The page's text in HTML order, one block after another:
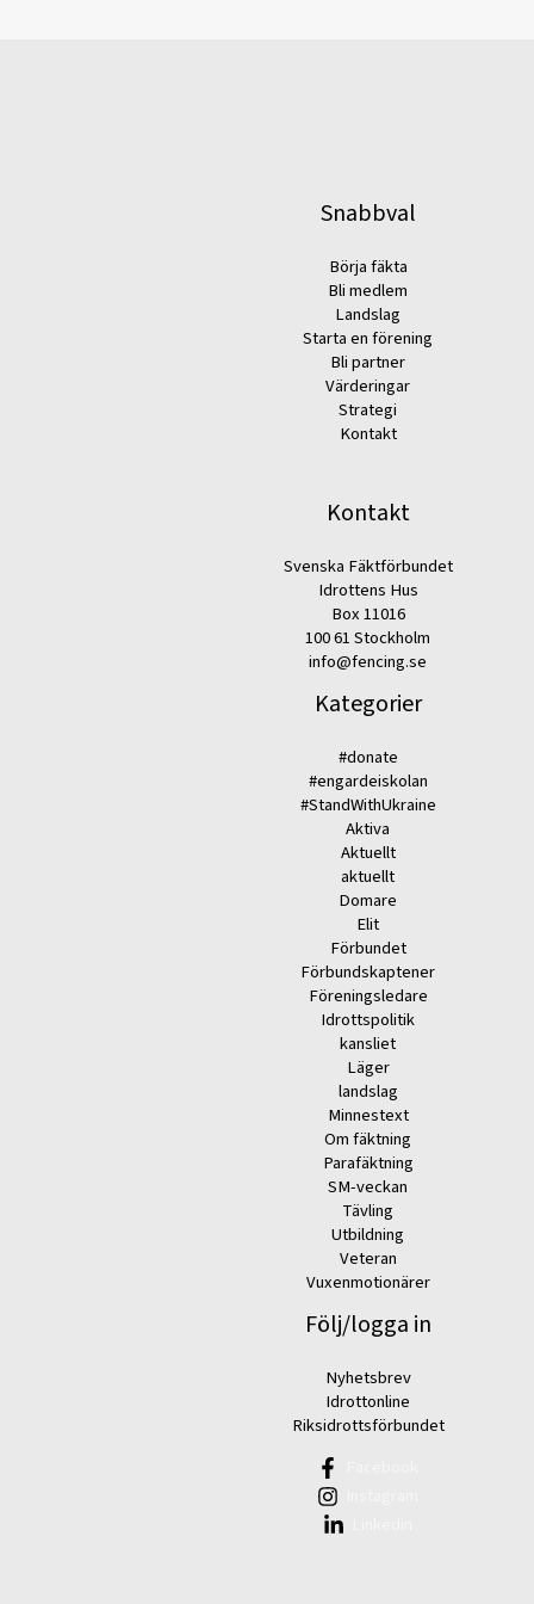
Snabbval
Börja fäkta
Bli medlem
Landslag
Starta en förening
Bli partner
Värderingar
Strategi
Kontakt
Kontakt
Svenska Fäktförbundet
Idrottens Hus
Box 11016
100 61 Stockholm
info@fencing.se
Kategorier
#donate
#engardeiskolan
#StandWithUkraine
Aktiva
Aktuellt
aktuellt
Domare
Elit
Förbundet
Förbundskaptener
Föreningsledare
Idrottspolitik
kansliet
Läger
landslag
Minnestext
Om fäktning
Parafäktning
SM-veckan
Tävling
Utbildning
Veteran
Vuxenmotionärer
Följ/logga in
Nyhetsbrev
Idrottonline
Riksidrottsförbundet